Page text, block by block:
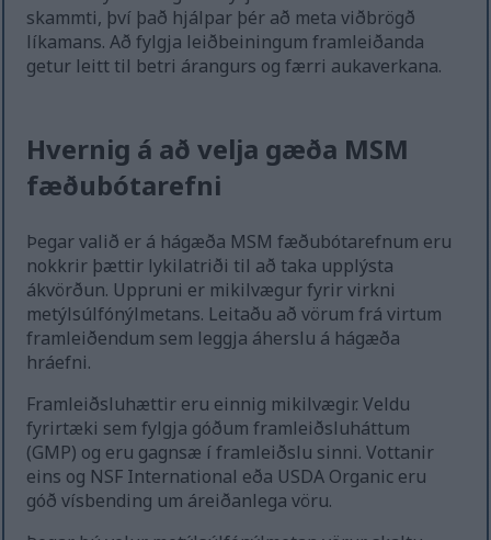
skammti, því það hjálpar þér að meta viðbrögð
líkamans. Að fylgja leiðbeiningum framleiðanda
getur leitt til betri árangurs og færri aukaverkana.
Hvernig á að velja gæða MSM
fæðubótarefni
Þegar valið er á hágæða MSM fæðubótarefnum eru
nokkrir þættir lykilatriði til að taka upplýsta
ákvörðun. Uppruni er mikilvægur fyrir virkni
metýlsúlfónýlmetans. Leitaðu að vörum frá virtum
framleiðendum sem leggja áherslu á hágæða
hráefni.
Framleiðsluhættir eru einnig mikilvægir. Veldu
fyrirtæki sem fylgja góðum framleiðsluháttum
(GMP) og eru gagnsæ í framleiðslu sinni. Vottanir
eins og NSF International eða USDA Organic eru
góð vísbending um áreiðanlega vöru.